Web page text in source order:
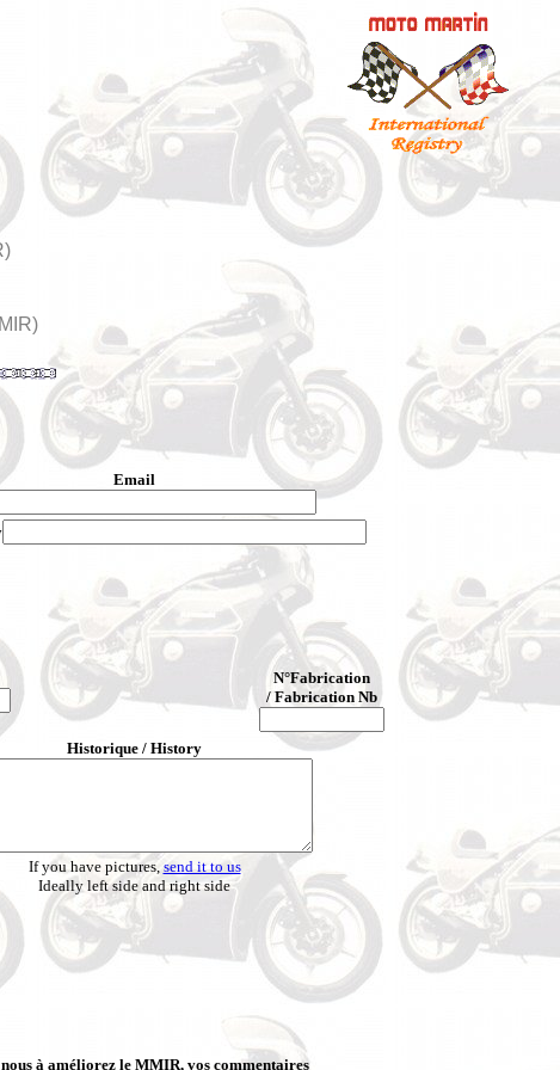
Email
N°Fabrication
/ Fabrication Nb
Historique / History
If you have pictures, send it to us
Ideally left side and right side
à améliorez le MMIR, vos commentaires